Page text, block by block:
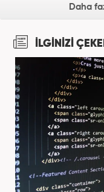
Daha
İLGİNİZİ